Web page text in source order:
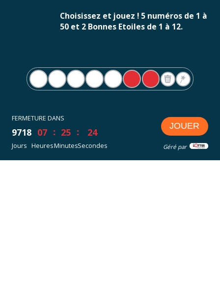
Choisissez et jouez ! 5 numéros de 1 à
50 et 2 Bonnes Etoiles de 1 à 12.
FERMETURE DANS
9718
Jours
07
Heures
25
Minutes
24
Secondes
JOUER
Géré par